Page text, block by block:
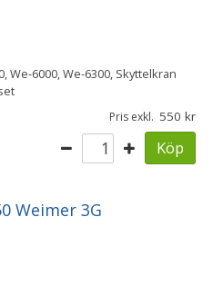
We-6000, We-6300, Skyttelkran
Pris exkl. 550
Köp
Weimer 3G